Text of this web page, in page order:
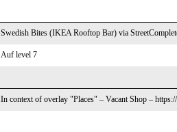
Swedish Bites (IKEA Rooftop Bar) via
Auf level 7
In context of overlay "Places" – Vacant Shop –